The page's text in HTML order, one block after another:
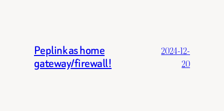
Peplink as home
gateway/firewall!
2024-12-
20